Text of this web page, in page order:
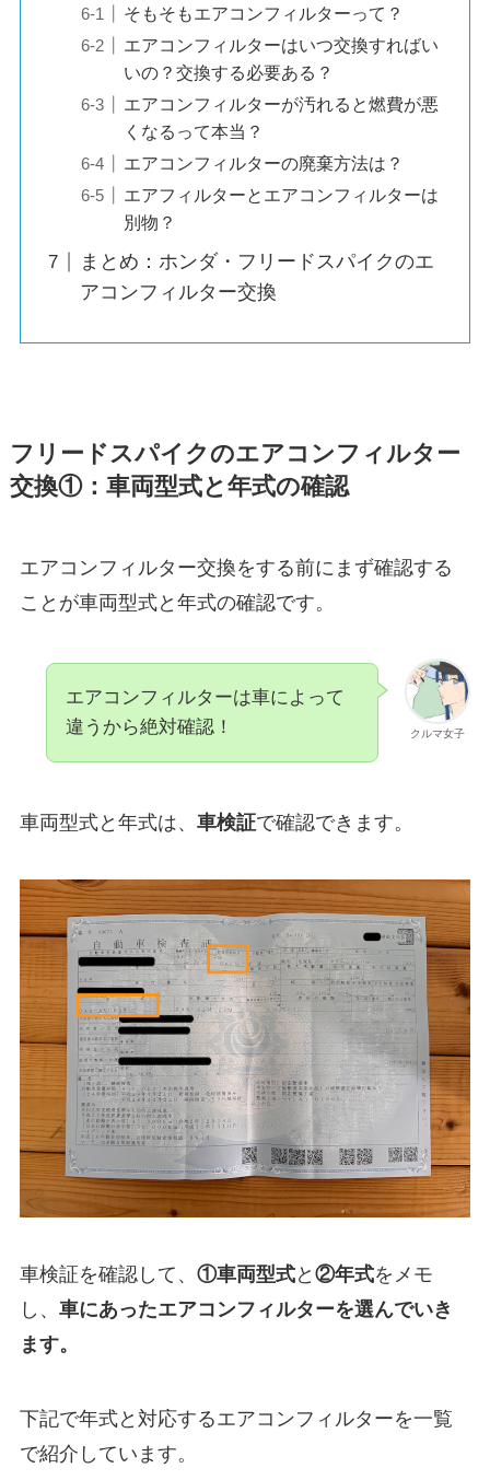
そもそもエアコンフィルターって？
エアコンフィルターはいつ交換すればい
いの？交換する必要ある？
エアコンフィルターが汚れると燃費が悪
くなるって本当？
エアコンフィルターの廃棄方法は？
エアフィルターとエアコンフィルターは
別物？
まとめ：ホンダ・フリードスパイクのエ
アコンフィルター交換
フリードスパイク のエアコンフィルター
交換①：車両型式と年式の確認
エアコンフィルター交換をする前にまず確認する
ことが車両型式と年式の確認です。
クルマ女子
エアコンフィルターは車によって
違うから絶対確認！
車両型式と年式は、 車検証で確認できます。
車検証を確認して、 ①車両型式と ②年式をメモ
し、 車にあったエアコンフィルターを選んでいき
ます。
下記で年式と対応するエアコンフィルターを一覧
で紹介しています。